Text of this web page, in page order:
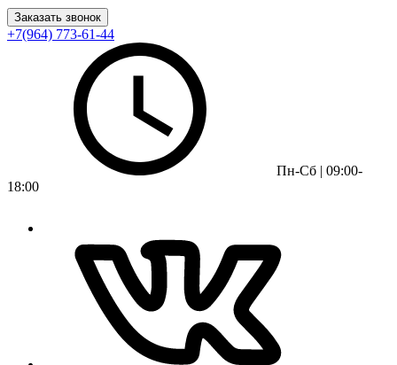
Заказать звонок
+7(964) 773-61-44
Пн-Сб | 09:00-
18:00